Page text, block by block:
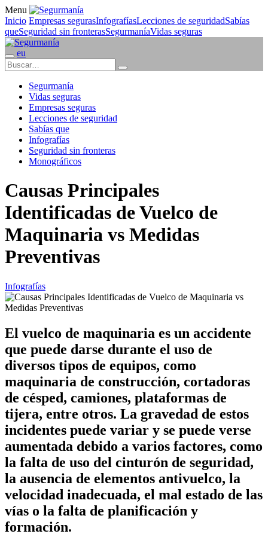
Menu
Inicio Empresas segurasInfografíasLecciones de seguridadSabías
queSeguridad sin fronterasSegurmaníaVidas seguras
eu
Segurmanía
Vidas seguras
Empresas seguras
Lecciones de seguridad
Sabías que
Infografías
Seguridad sin fronteras
Monográficos
Causas Principales
Identificadas de Vuelco de
Maquinaria vs Medidas
Preventivas
Infografías
El vuelco de maquinaria es un accidente
que puede darse durante el uso de
diversos tipos de equipos, como
maquinaria de construcción, cortadoras
de césped, camiones, plataformas de
tijera, entre otros. La gravedad de estos
incidentes puede variar y se puede verse
aumentada debido a varios factores, como
la falta de uso del cinturón de seguridad,
la ausencia de elementos antivuelco, la
velocidad inadecuada, el mal estado de las
vías o la falta de planificación y
formación.